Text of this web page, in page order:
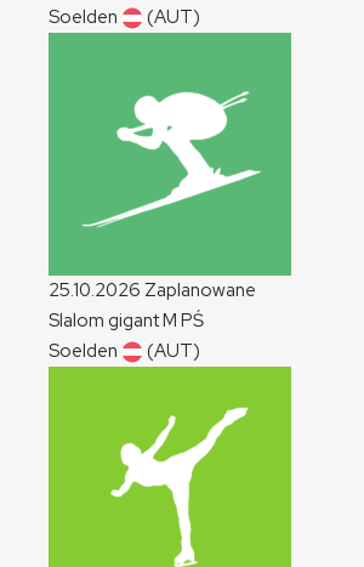
Soelden
(AUT)
25.10.2026 Zaplanowane
Slalom gigantM PŚ
Soelden
(AUT)